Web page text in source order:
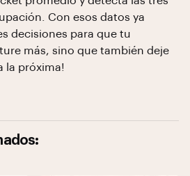
Con esos datos ya
decisiones para que tu
más, sino que también deje
la próxima!